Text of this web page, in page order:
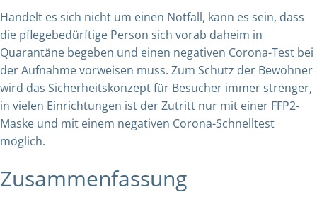
Handelt es sich nicht um einen Notfall, kann es sein, dass
die pflegebedürftige Person sich vorab daheim in
Quarantäne begeben und einen negativen Corona-Test bei
der Aufnahme vorweisen muss. Zum Schutz der Bewohner
wird das Sicherheitskonzept für Besucher immer strenger,
in vielen Einrichtungen ist der Zutritt nur mit einer FFP2-
Maske und mit einem negativen Corona-Schnelltest
möglich.
Zusammenfassung